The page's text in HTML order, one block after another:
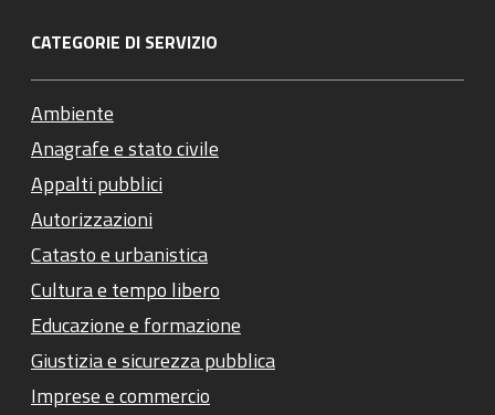
CATEGORIE DI SERVIZIO
Ambiente
Anagrafe e stato civile
Appalti pubblici
Autorizzazioni
Catasto e urbanistica
Cultura e tempo libero
Educazione e formazione
Giustizia e sicurezza pubblica
Imprese e commercio